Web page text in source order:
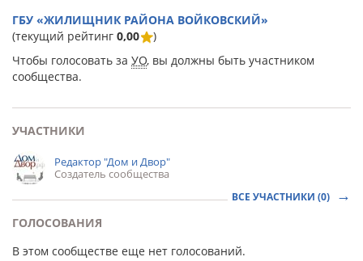
ГБУ «ЖИЛИЩНИК РАЙОНА ВОЙКОВСКИЙ»
(текущий рейтинг 0,00
)
Чтобы голосовать за УО, вы должны быть участником
сообщества.
УЧАСТНИКИ
Редактор "Дом и Двор"
Создатель сообщества
ВСЕ УЧАСТНИКИ (0)
ГОЛОСОВАНИЯ
В этом сообществе еще нет голосований.